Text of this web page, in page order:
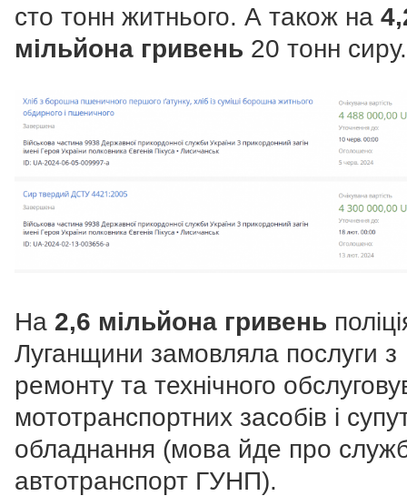
сто тонн житнього. А також на
мільйона гривень 20 тонн сиру.
На 2,6 мільйона гривень
Луганщини замовляла послуги з
ремонту та технічного
мототранспортних засобів і
обладнання (мова йде про
автотранспорт ГУНП).